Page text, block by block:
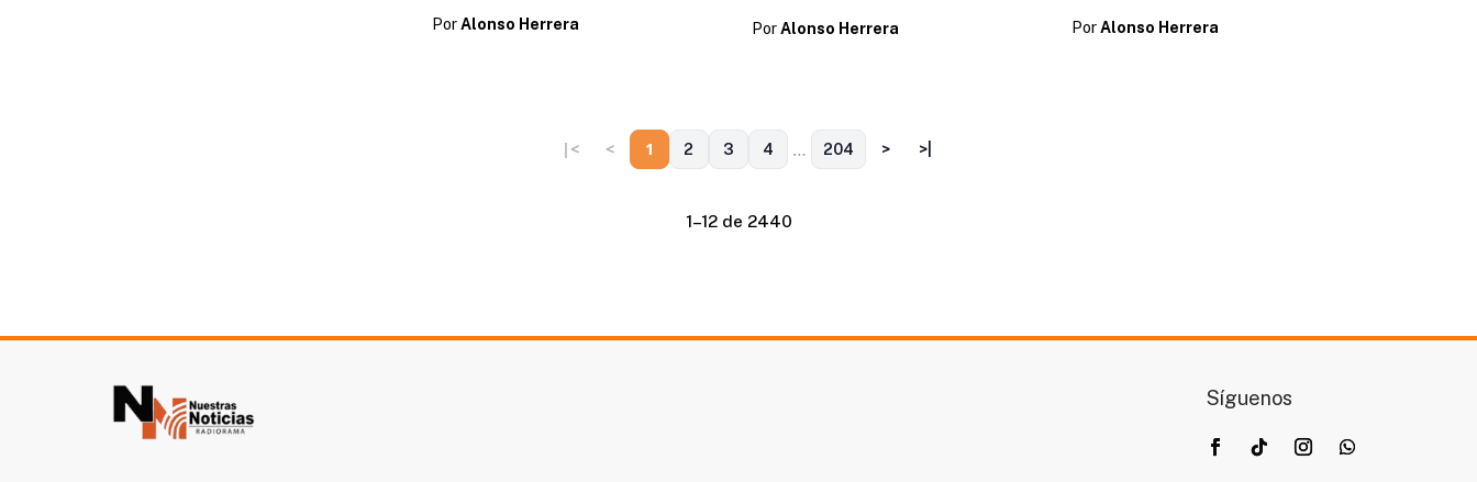
PorAlonso Herrera PorAlonso Herrera PorAlonso Herrera
|< < 1 2 3 4 … 204 > >|
1–12 de 2440
Síguenos